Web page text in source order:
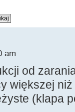
am
od
większej
(klapa